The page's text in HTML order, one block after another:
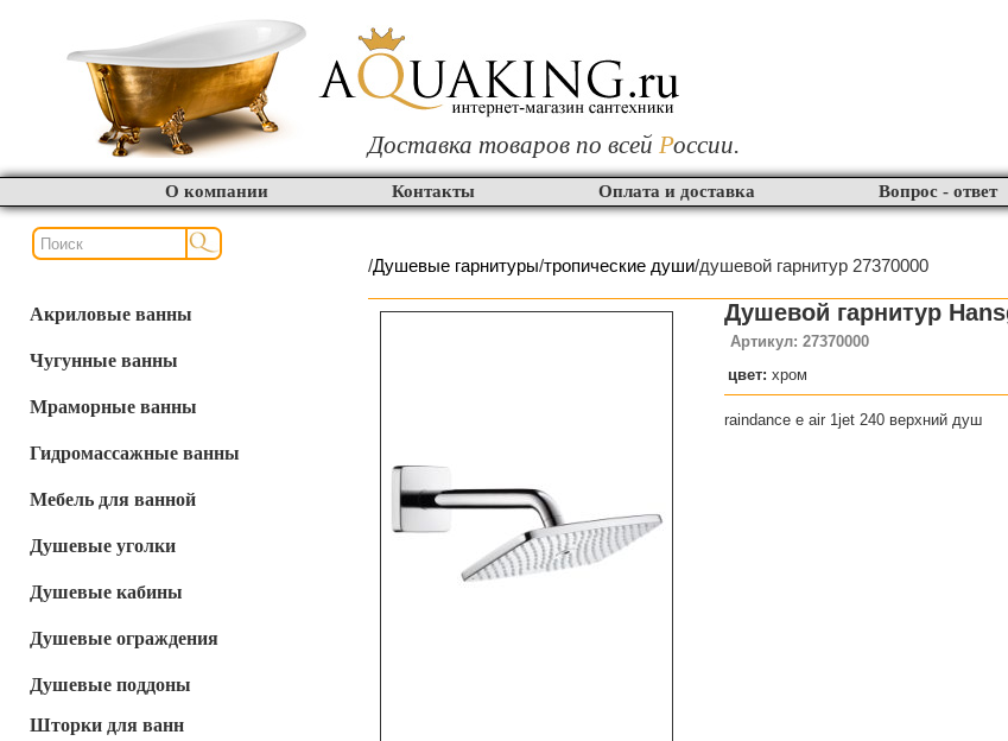
Доставка товаров по всей России.
О компании Контакты Оплата и доставка Вопрос - ответ
Акриловые ванны
Чугунные ванны
Мраморные ванны
Гидромассажные ванны
Мебель для ванной
Душевые уголки
Душевые кабины
Душевые ограждения
Душевые поддоны
Шторки для ванн
/Душевые гарнитуры/тропические души/душевой гарнитур 27370000
Душевой гарнитур
Артикул: 27370000
цвет: хром
raindance е air 1jet 240 верхний душ